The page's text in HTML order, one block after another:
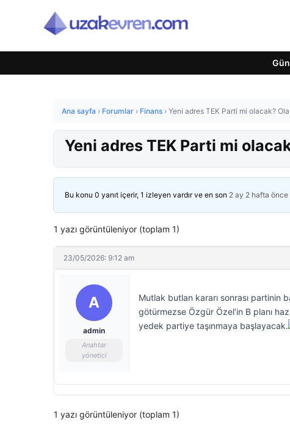
Ana sayfa › Forumlar › Finans › Yeni adres TEK Parti mi olacak?
Yeni adres TEK Parti mi
Bu konu 0 yanıt içerir, 1 izleyen vardır ve en son 2 ay 2 hafta önce
1 yazı görüntüleniyor (toplam 1)
23/05/2026: 9:12 am
A
admin
Anahtar
yönetici
Mutlak butlan kararı sonrası partinin
götürmezse Özgür Özel’in B planı
yedek partiye taşınmaya başlayacak.
1 yazı görüntüleniyor (toplam 1)